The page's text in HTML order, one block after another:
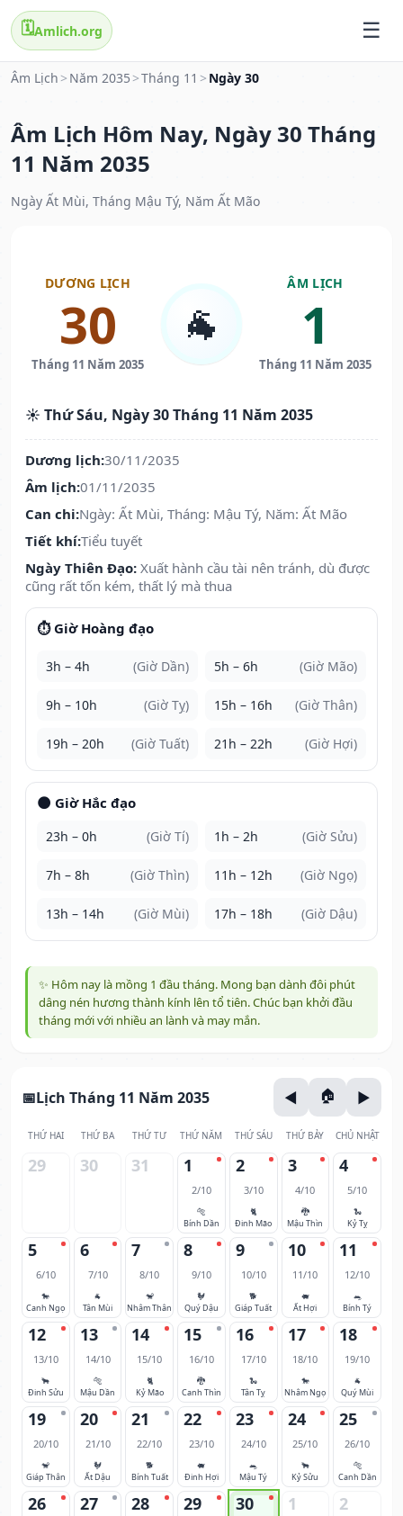
🗓️Amlich.org
Âm Lịch > Năm 2035 >Tháng 11 > Ngày 30
Âm Lịch Hôm Nay, Ngày 30 Tháng
11 Năm 2035
Ngày Ất Mùi, Tháng Mậu Tý, Năm Ất Mão
DƯƠNG LỊCH
30
Tháng 11 Năm 2035
🐐
ÂM LỊCH
1
Tháng 11 Năm 2035
☀️ Thứ Sáu, Ngày 30 Tháng 11 Năm 2035
Dương lịch:30/11/2035
Âm lịch:01/11/2035
Can chi:Ngày: Ất Mùi, Tháng: Mậu Tý, Năm: Ất Mão
Tiết khí:Tiểu tuyết
Ngày Thiên Đạo: Xuất hành cầu tài nên tránh, dù được
cũng rất tốn kém, thất lý mà thua
⏱️ Giờ Hoàng đạo
3h – 4h (Giờ Dần) 5h – 6h (Giờ Mão)
9h – 10h (Giờ Tỵ) 15h – 16h (Giờ Thân)
19h – 20h (Giờ Tuất) 21h – 22h (Giờ Hợi)
🌑 Giờ Hắc đạo
23h – 0h (Giờ Tí) 1h – 2h (Giờ Sửu)
7h – 8h (Giờ Thìn) 11h – 12h (Giờ Ngọ)
13h – 14h (Giờ Mùi) 17h – 18h (Giờ Dậu)
✨ Hôm nay là mồng 1 đầu tháng. Mong bạn dành đôi phút
dâng nén hương thành kính lên tổ tiên. Chúc bạn khởi đầu
tháng mới với nhiều an lành và may mắn.
Lịch Tháng 11 Năm 2035
THỨ HAI THỨ BA THỨ TƯ THỨ NĂM THỨ SÁU THỨ BẢY CHỦ NHẬT
29 30 31 1
2/10
🐅
Bính Dần
2
3/10
🐈
Đinh Mão
3
4/10
🐉
Mậu Thìn
4
5/10
🐍
Kỷ Tỵ
5
6/10
🐎
Canh Ngọ
6
7/10
🐐
Tân Mùi
7
8/10
🐒
Nhâm Thân
8
9/10
🐓
Quý Dậu
9
10/10
🐕
Giáp Tuất
10
11/10
🐖
Ất Hợi
11
12/10
🐀
Bính Tý
12
13/10
🐂
Đinh Sửu
13
14/10
🐅
Mậu Dần
14
15/10
🐈
Kỷ Mão
15
16/10
🐉
Canh Thìn
16
17/10
🐍
Tân Tỵ
17
18/10
🐎
Nhâm Ngọ
18
19/10
🐐
Quý Mùi
19
20/10
🐒
Giáp Thân
20
21/10
🐓
Ất Dậu
21
22/10
🐕
Bính Tuất
22
23/10
🐖
Đinh Hợi
23
24/10
🐀
Mậu Tý
24
25/10
🐂
Kỷ Sửu
25
26/10
🐅
Canh Dần
26 27 28 29 30 1 2